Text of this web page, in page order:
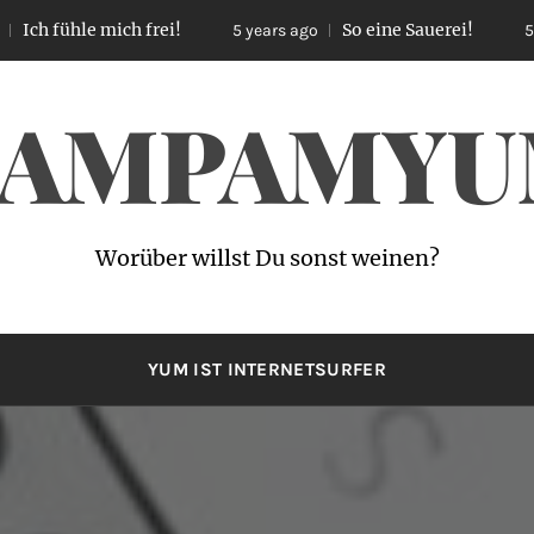
frei! 5 years ago So eine Sauerei! 5 years ago
Worüber willst Du sonst weinen?
YUM IST INTERNETSURFER